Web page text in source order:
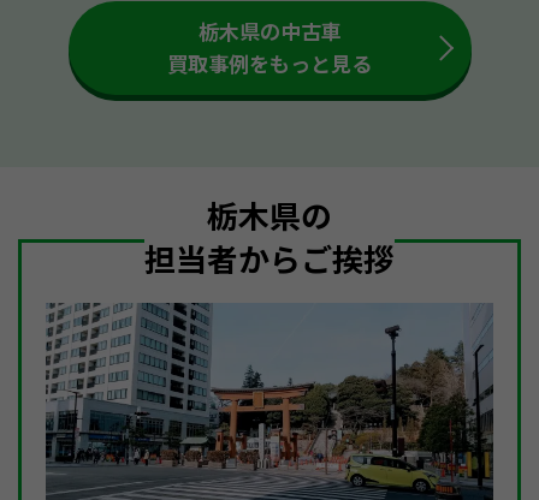
栃木県の中古車
買取事例をもっと見る
栃木県の
担当者からご挨拶